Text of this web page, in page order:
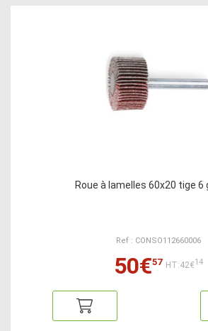
Roue à lamelles 60x20 tige 6
Ref : CONSO112660006
50€57 HT:42€14